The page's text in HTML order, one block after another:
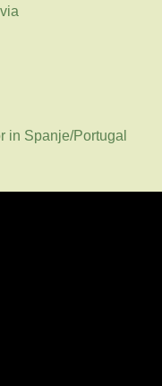
in Spanje/Portugal